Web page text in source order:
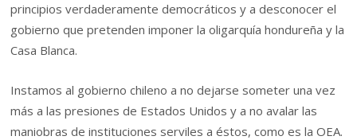
principios verdaderamente democráticos y a desconocer el
gobierno que pretenden imponer la oligarquía hondureña y la
Casa Blanca.
Instamos al gobierno chileno a no dejarse someter una vez
más a las presiones de Estados Unidos y a no avalar las
maniobras de instituciones serviles a éstos, como es la OEA.